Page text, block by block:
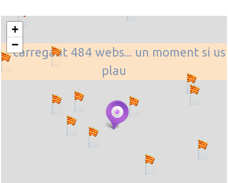
... carregant 484 webs... un moment si us
plau
+
−